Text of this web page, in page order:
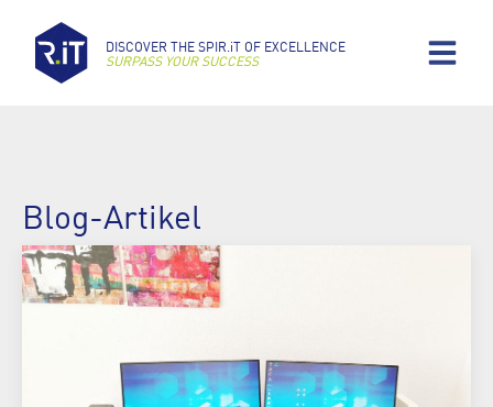
DISCOVER THE SPIR.iT OF EXCELLENCE
SURPASS YOUR SUCCESS
Blog-Artikel